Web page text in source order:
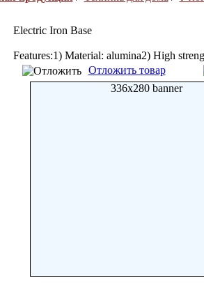
Electric Iron Base
Features:1) Material: alumina2) High
Отложить товар
336x280 banner